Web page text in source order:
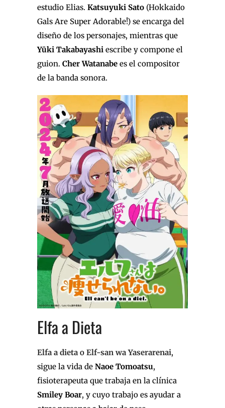
estudio Elias. Katsuyuki Sato (Hokkaido
Gals Are Super Adorable!) se encarga del
diseño de los personajes, mientras que
Yūki Takabayashi escribe y compone el
guion. Cher Watanabe es el compositor
de la banda sonora.
Elfa a Dieta
Elfa a dieta o Elf-san wa Yaserarenai,
sigue la vida de Naoe Tomoatsu,
fisioterapeuta que trabaja en la clínica
Smiley Boar, y cuyo trabajo es ayudar a